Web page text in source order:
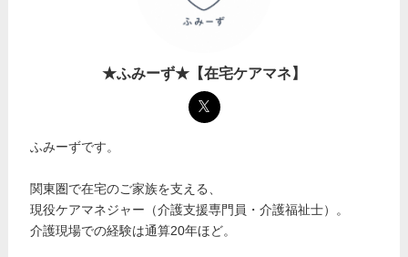
★ふみーず★【在宅ケアマネ】
ふみーずです。
関東圏で在宅のご家族を支える、
現役ケアマネジャー（介護支援専門員・介護福祉士）。
介護現場での経験は通算20年ほど。